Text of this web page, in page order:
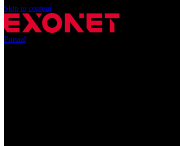
Skip to content
Portaal